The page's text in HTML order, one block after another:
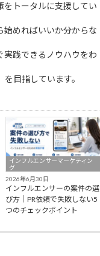
をトータルに支援してい
始めればいいか分からな
実践できるノウハウをわ
目指しています。
インフルエンサーマーケティン
グ
2026年6月30日
インフルエンサーの案件の選
び方｜PR依頼で失敗しない5
つのチェックポイント